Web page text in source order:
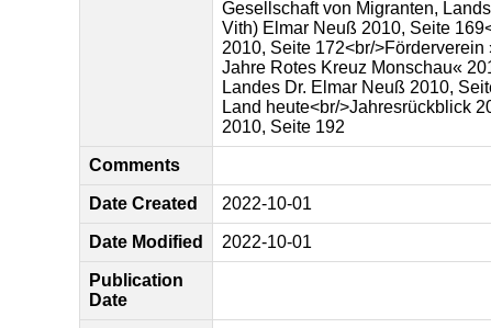
Gesellschaft von Migranten,
Vith) Elmar Neuß 2010, Seite
2010, Seite 172<br/
Jahre Rotes Kreuz Monschau«
Landes Dr. Elmar Neuß 2010,
Land heute<br/>Jahresrückblick
2010, Seite 192
Comments
Date Created 2022-10-01
Date Modified 2022-10-01
Publication
Date